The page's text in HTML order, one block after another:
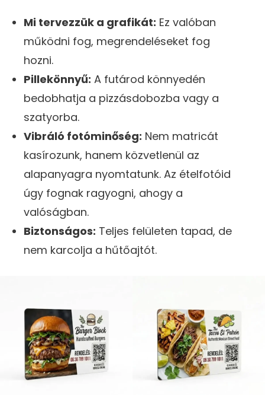
Mi tervezzük a grafikát: Ez valóban
működni fog, megrendeléseket fog
hozni.
Pillekönnyű: A futárod könnyedén
bedobhatja a pizzásdobozba vagy a
szatyorba.
Vibráló fotóminőség: Nem matricát
kasírozunk, hanem közvetlenül az
alapanyagra nyomtatunk. Az ételfotóid
úgy fognak ragyogni, ahogy a
valóságban.
Biztonságos: Teljes felületen tapad, de
nem karcolja a hűtőajtót.